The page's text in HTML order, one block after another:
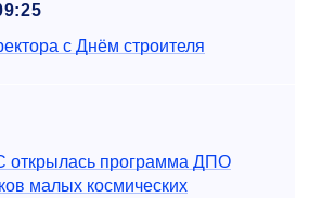
с Днём строителя
программа ДПО
малых космических